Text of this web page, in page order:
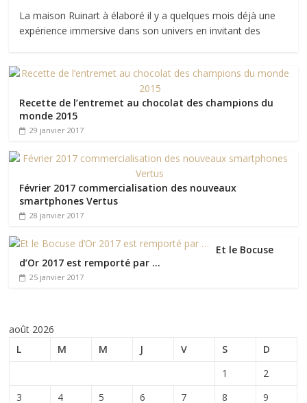
La maison Ruinart à élaboré il y a quelques mois déjà une
expérience immersive dans son univers en invitant des
Recette de l’entremet au chocolat des champions du
monde 2015
29 janvier 2017
Février 2017 commercialisation des nouveaux
smartphones Vertus
28 janvier 2017
Et le Bocuse
d’Or 2017 est remporté par …
25 janvier 2017
août 2026
L
M M J V S
D
1
2
3
4 5 6 7 8
9